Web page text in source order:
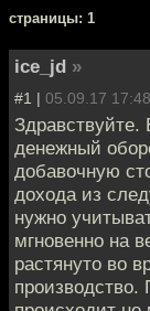
cтраницы: 1
ice_jd »
#1 | 05.09.17 17:48
Здравствуйте.
денежный
добавочную
дохода из
нужно
мгновенно на
растянуто во
производство.